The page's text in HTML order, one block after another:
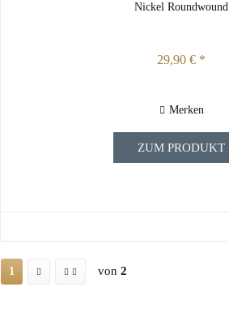
Nickel Roundwound
29,90 € *
Merken
ZUM PRODUKT
1 von 2